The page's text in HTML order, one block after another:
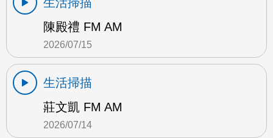
陳殿禮 FM AM
2026/07/15
生活掃描
莊文凱 FM AM
2026/07/14